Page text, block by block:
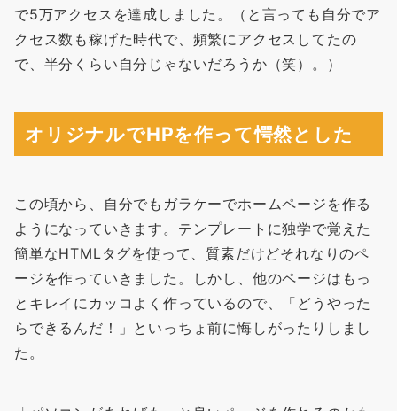
で5万アクセスを達成しました。（と言っても自分でア
クセス数も稼げた時代で、頻繁にアクセスしてたの
で、半分くらい自分じゃないだろうか（笑）。）
オリジナルでHPを作って愕然とした
この頃から、自分でもガラケーでホームページを作る
ようになっていきます。テンプレートに独学で覚えた
簡単なHTMLタグを使って、質素だけどそれなりのペ
ージを作っていきました。しかし、他のページはもっ
とキレイにカッコよく作っているので、「どうやった
らできるんだ！」といっちょ前に悔しがったりしまし
た。